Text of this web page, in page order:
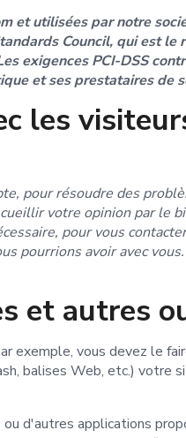
et utilisées par notre
Council, qui est
exigences PCI-DSS
et ses prestataires de
les
pour résoudre des
votre opinion par le
pour vous
pourrions avoir avec
et autres
exemple, vous devez le
balises Web, etc.) votre
d'autres applications